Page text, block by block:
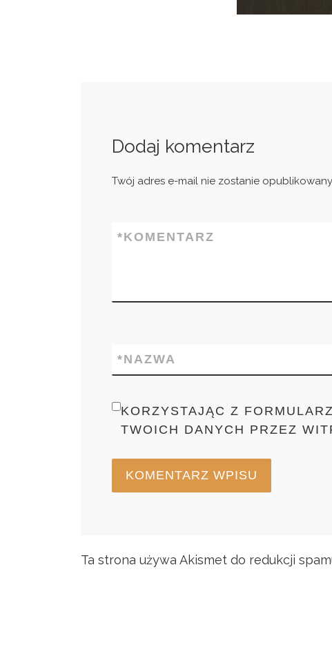
Dodaj komentarz
Twój adres e-mail nie zostanie
KOMENTARZ
*
NAZWA
*
KORZYSTAJĄC Z
TWOICH DANYCH PRZEZ
Ta strona używa Akismet do redukcji